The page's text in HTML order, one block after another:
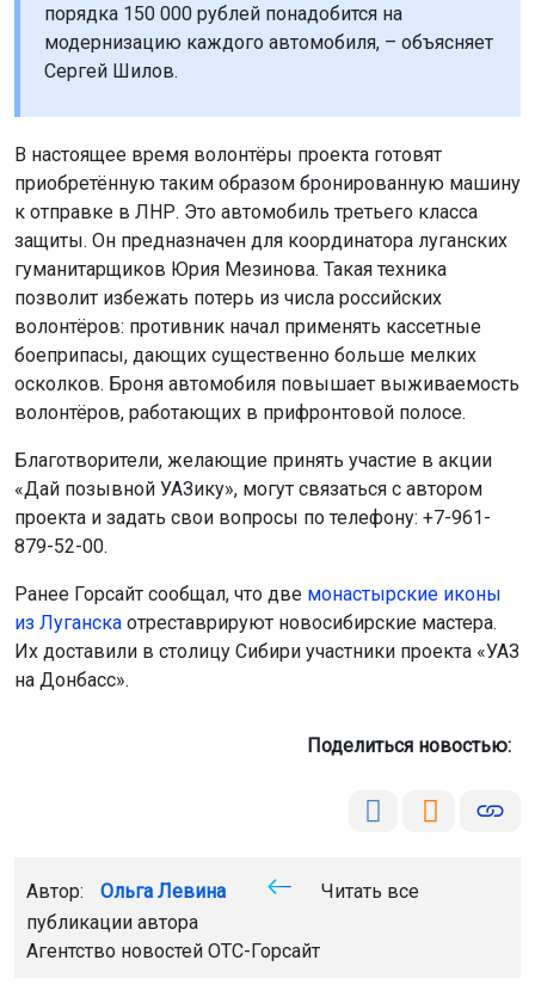
порядка 150 000 рублей понадобится на
модернизацию каждого автомобиля, – объясняет
Сергей Шилов.
В настоящее время волонтёры проекта готовят
приобретённую таким образом бронированную машину
к отправке в ЛНР. Это автомобиль третьего класса
защиты. Он предназначен для координатора луганских
гуманитарщиков Юрия Мезинова. Такая техника
позволит избежать потерь из числа российских
волонтёров: противник начал применять кассетные
боеприпасы, дающих существенно больше мелких
осколков. Броня автомобиля повышает выживаемость
волонтёров, работающих в прифронтовой полосе.
Благотворители, желающие принять участие в акции
«Дай позывной УАЗику», могут связаться с автором
проекта и задать свои вопросы по телефону: +7-961-
879-52-00.
Ранее Горсайт сообщал, что две монастырские иконы
из Луганска отреставрируют новосибирские мастера.
Их доставили в столицу Сибири участники проекта «УАЗ
на Донбасс».
Поделиться новостью:
Автор: Ольга Левина
Читать все
публикации автора
Агентство новостей ОТС-Горсайт